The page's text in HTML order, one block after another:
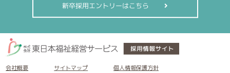
新卒採用エントリーはこちら
会社概要 サイトマップ 個人情報保護方針